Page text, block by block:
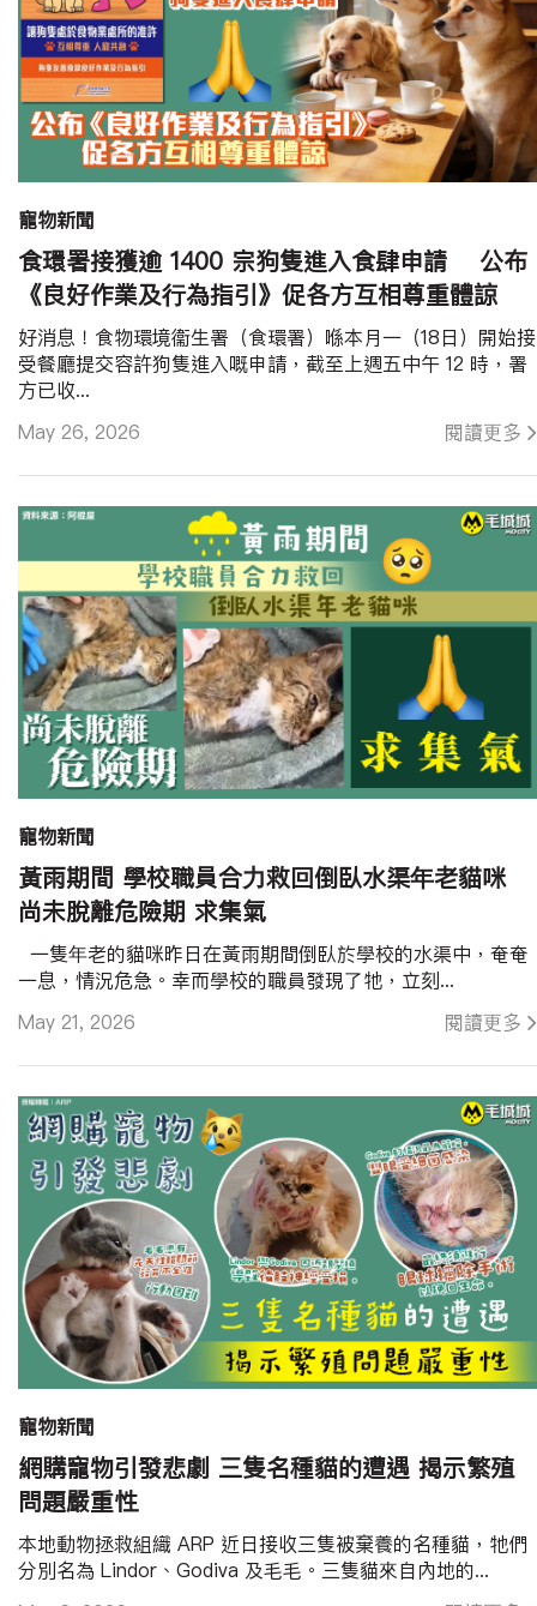
寵物新聞
食環署接獲逾 1400 宗狗隻進入食肆申請 公布
《良好作業及行為指引》促各方互相尊重體諒
May 26, 2026 閱讀更多
好消息！食物環境衞生署（食環署）喺本月一（18日）開始接
受餐廳提交容許狗隻進入嘅申請，截至上週五中午 12 時，署
方已收...
寵物新聞
黃雨期間 學校職員合力救回倒臥水渠年老貓咪
尚未脫離危險期 求集氣
May 21, 2026 閱讀更多
一隻年老的貓咪昨日在黃雨期間倒臥於學校的水渠中，奄奄
一息，情況危急。幸而學校的職員發現了牠，立刻...
寵物新聞
網購寵物引發悲劇 三隻名種貓的遭遇 揭示繁殖
問題嚴重性
本地動物拯救組織 ARP 近日接收三隻被棄養的名種貓，牠們
分別名為 Lindor、Godiva 及毛毛。三隻貓來自內地的...